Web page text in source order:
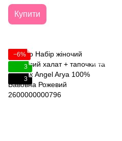
Купити
−6%
3
3